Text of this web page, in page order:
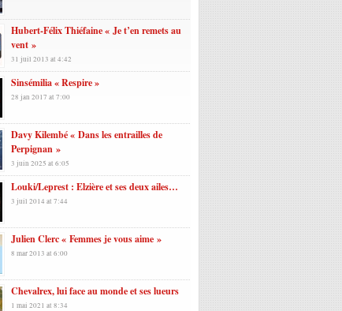
Hubert-Félix Thiéfaine « Je t’en remets au
vent »
31 juil 2013 at 4:42
Sinsémilia « Respire »
28 jan 2017 at 7:00
Davy Kilembé « Dans les entrailles de
Perpignan »
3 juin 2025 at 6:05
Louki/Leprest : Elzière et ses deux ailes…
3 juil 2014 at 7:44
Julien Clerc « Femmes je vous aime »
8 mar 2013 at 6:00
Chevalrex, lui face au monde et ses lueurs
1 mai 2021 at 8:34